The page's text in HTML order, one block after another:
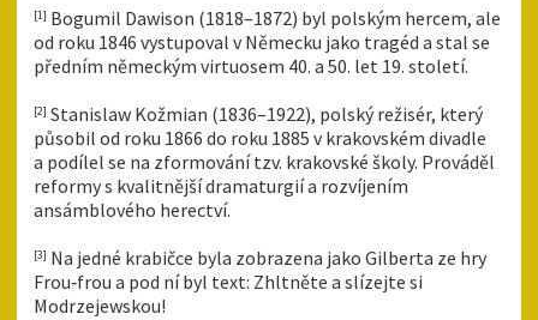
[1] Bogumil Dawison (1818–1872) byl polským hercem, ale
od roku 1846 vystupoval v Německu jako tragéd a stal se
předním německým virtuosem 40. a 50. let 19. století.
[2] Stanislaw Kožmian (1836–1922), polský režisér, který
působil od roku 1866 do roku 1885 v krakovském divadle
a podílel se na zformování tzv. krakovské školy. Prováděl
reformy s kvalitnější dramaturgií a rozvíjením
ansámblového herectví.
[3] Na jedné krabičce byla zobrazena jako Gilberta ze hry
Frou‑frou a pod ní byl text: Zhltněte a slízejte si
Modrzejewskou!